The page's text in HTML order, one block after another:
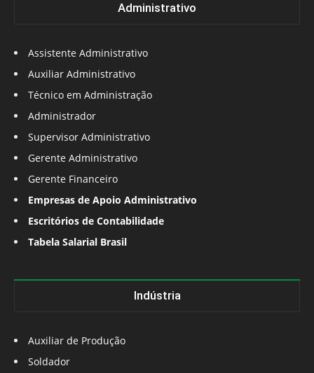
Administrativo
Assistente Administrativo
Auxiliar Administrativo
Técnico em Administração
Administrador
Supervisor Administrativo
Gerente Administrativo
Gerente Financeiro
Empresas de Apoio Administrativo
Escritórios de Contabilidade
Tabela Salarial Brasil
Indústria
Auxiliar de Produção
Soldador